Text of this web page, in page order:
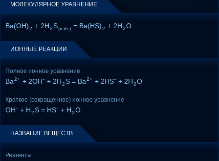
МОЛЕКУЛЯРНОЕ УРАВНЕНИЕ
Ba(OH)2 + 2H2S(изб.) = Ba(HS)2 + 2H2O
ИОННЫЕ РЕАКЦИИ
Полное ионное уравнение
Ba2+ + 2OH- + 2H2S = Ba2+ + 2HS- + 2H2O
Краткое (сокращенное) ионное уравнение
OH- + H2S = HS- + H2O
НАЗВАНИЕ ВЕЩЕСТВ
Реагенты